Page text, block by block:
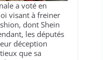
a voté en
visant à freiner
dont Shein
les députés
déception
que sa